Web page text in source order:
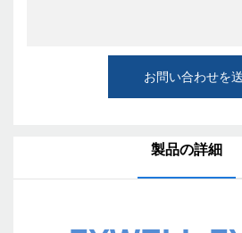
お問い合わせを
製品の詳細